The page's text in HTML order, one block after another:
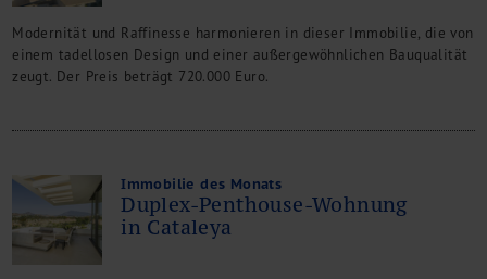
Modernität und Raffinesse harmonieren in dieser Immobilie, die von
einem tadellosen Design und einer außergewöhnlichen Bauqualität
zeugt. Der Preis beträgt 720.000 Euro.
Immobilie des Monats
Duplex-Penthouse-Wohnung
in Cataleya